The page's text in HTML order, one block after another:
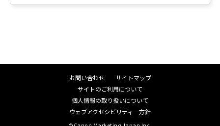
お問い合わせ
サイトマップ
サイトのご利用について
個人情報の取り扱いについて
ウェブアクセシビリティ―方針